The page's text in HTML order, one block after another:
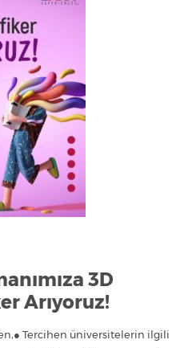
3D
Arıyoruz!
Tercihen üniversitelerin ilgili